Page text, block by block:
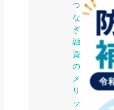
つ
な
ぎ
融
資
の
メ
リ
ッ